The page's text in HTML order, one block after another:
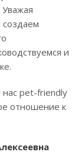
и
нас pet-friendly
отношение к